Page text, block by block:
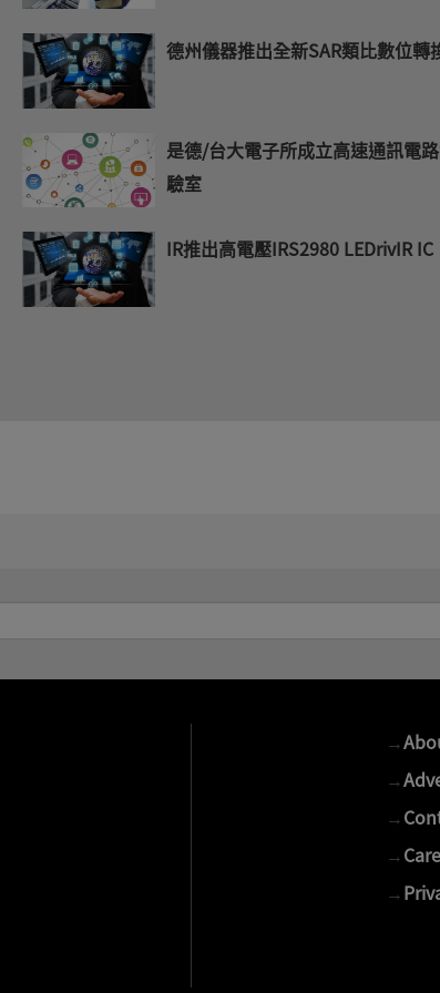
德州儀器推出全新SAR類比數位轉
是德/台大電子所成立高速通訊電
驗室
IR推出高電壓IRS2980 LEDrivIR IC
→
→
→
→
→